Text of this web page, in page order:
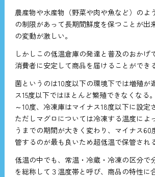
農産物や水産物（野菜や肉や魚など）のよ
の制限があって長期間鮮度を保つことが出
の変動が激しい。
しかしこの低温倉庫の発達と普及のおかげ
消費者に安定して商品を届けることができ
菌というのは10度以下の環境下では増殖が
ス15度以下ではほとんど繁殖できなくなる
～10度、冷凍庫はマイナス18度以下に設定
ただしマグロについては冷凍する温度によ
うまでの期間が大きく変わり、マイナス60
管するのが最も良いため超低温で保管される
低温の中でも、常温・冷蔵・冷凍の区分で
を総称して３温度帯と呼び、商品の特性に